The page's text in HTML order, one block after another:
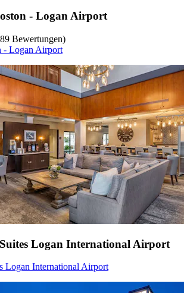
- Logan Airport
Bewertungen)
- Logan Airport
Logan International Airport
Logan International Airport